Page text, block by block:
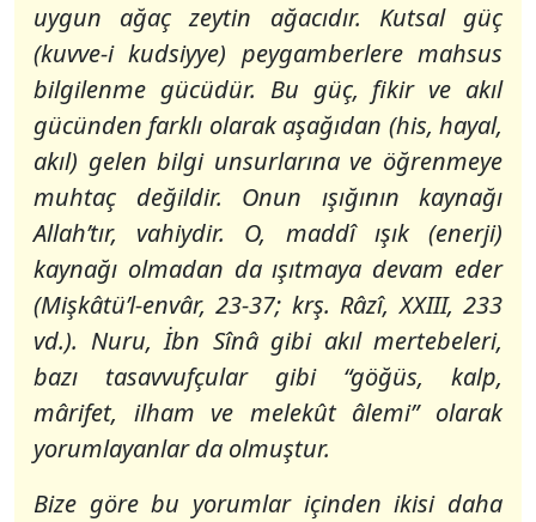
uygun ağaç zeytin ağacıdır. Kutsal güç
(kuvve-i kudsiyye) peygamberlere mahsus
bilgilenme gücüdür. Bu güç, fikir ve akıl
gücünden farklı olarak aşağıdan (his, hayal,
akıl) gelen bilgi unsurlarına ve öğrenmeye
muhtaç değildir. Onun ışığının kaynağı
Allah’tır, vahiydir. O, maddî ışık (enerji)
kaynağı olmadan da ışıtmaya devam eder
(Mişkâtü’l-envâr, 23-37; krş. Râzî, XXIII, 233
vd.). Nuru, İbn Sînâ gibi akıl mertebeleri,
bazı tasavvufçular gibi “göğüs, kalp,
mârifet, ilham ve melekût âlemi” olarak
yorumlayanlar da olmuştur.
Bize göre bu yorumlar içinden ikisi daha